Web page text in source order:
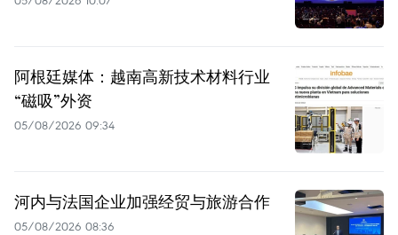
阿根廷媒体：越南高新技术材料行业
“磁吸”外资
05/08/2026 09:34
河内与法国企业加强经贸与旅游合作
05/08/2026 08:36